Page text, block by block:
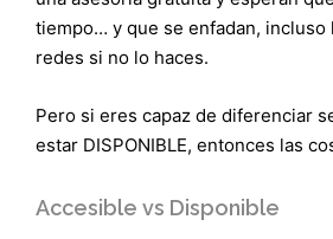
tiempo… y que se enfadan, incluso
redes si no lo haces.
Pero si eres capaz de diferenciar
estar DISPONIBLE, entonces las
Accesible vs Disponible